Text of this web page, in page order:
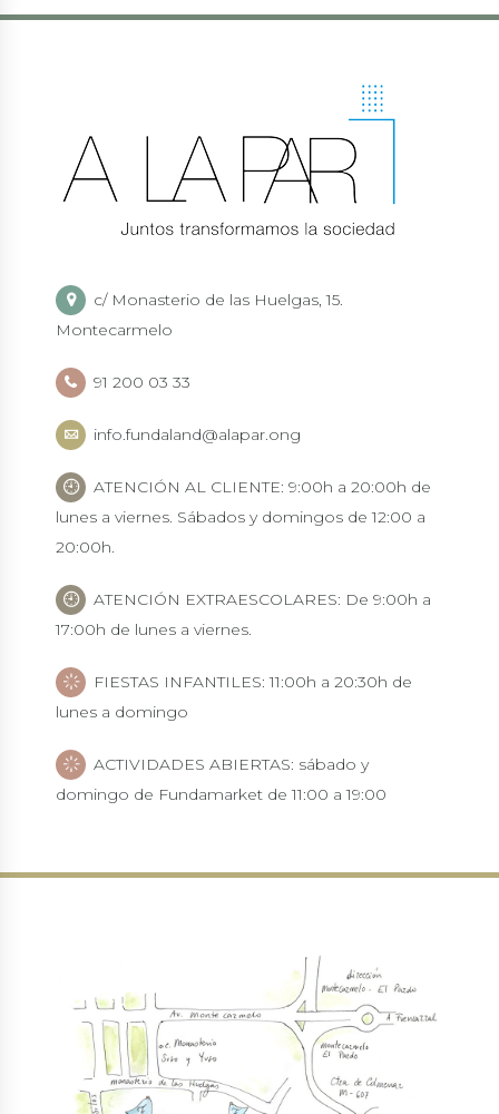
c/ Monasterio de las Huelgas, 15.
Montecarmelo
91 200 03 33
info.fundaland@alapar.ong
ATENCIÓN AL CLIENTE: 9:00h a 20:00h de
lunes a viernes. Sábados y domingos de 12:00 a
20:00h.
ATENCIÓN EXTRAESCOLARES: De 9:00h a
17:00h de lunes a viernes.
FIESTAS INFANTILES: 11:00h a 20:30h de
lunes a domingo
ACTIVIDADES ABIERTAS: sábado y
domingo de Fundamarket de 11:00 a 19:00